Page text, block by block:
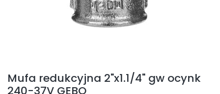
Mufa redukcyjna 2"x1.1/4" gw ocynk
240-37V GEBO